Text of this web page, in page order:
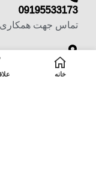
09195533173
تماس جهت همکاری
تهران - بازار
تبریزی -طبقه منفی
خانه